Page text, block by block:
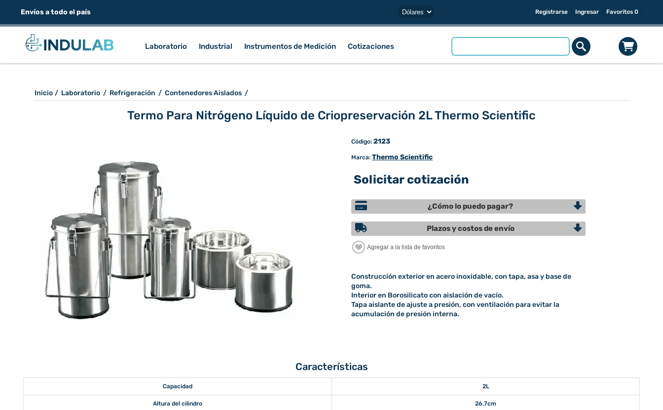
Envíos a todo el país Registrarse Ingresar Favoritos 0
Laboratorio Industrial Instrumentos de Medición Cotizaciones
Inicio / Laboratorio / Refrigeración / Contenedores Aislados /
Termo Para Nitrógeno Líquido de Criopreservación 2L Thermo Scientific
Código: 2123
Marca: Thermo Scientific
Solicitar cotización
¿Cómo lo puedo pagar?
Plazos y costos de envío
Construcción exterior en acero inoxidable, con tapa, asa y base de
goma.
Interior en Borosilicato con aislación de vacío.
Tapa aislante de ajuste a presión, con ventilación para evitar la
acumulación de presión interna.
Características
Capacidad 2L
Altura del cilindro 26.7cm